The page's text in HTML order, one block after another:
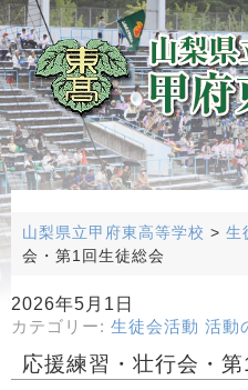
山梨県立甲府東高等学校 > 生
会・第1回生徒総会
2026年5月1日
カテゴリー: 生徒会活動 活動
応援練習・壮行会・